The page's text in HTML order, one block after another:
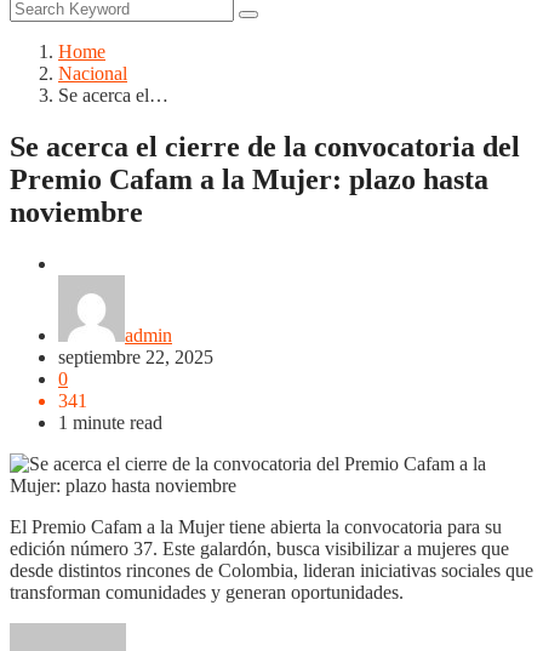
Home
Nacional
Se acerca el…
Se acerca el cierre de la convocatoria del
Premio Cafam a la Mujer: plazo hasta
noviembre
admin
septiembre 22, 2025
0
341
1 minute read
El Premio Cafam a la Mujer tiene abierta la convocatoria para su
edición número 37. Este galardón, busca visibilizar a mujeres que
desde distintos rincones de Colombia, lideran iniciativas sociales que
transforman comunidades y generan oportunidades.